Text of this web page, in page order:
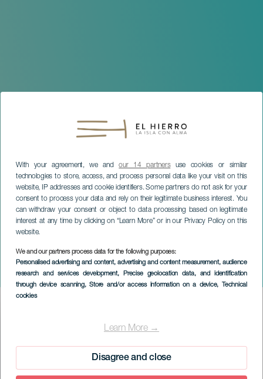
With your agreement, we andour 14 partnersuse cookies or similar
technologies to store, access, and process personal data like your visit on this
website, IP addresses and cookie identifiers. Some partners do not ask for your
consent to process your data and rely on their legitimate business interest. You
can withdraw your consent or object to data processing based on legitimate
interest at any time by clicking on “Learn More” or in our Privacy Policy on this
website.
We and our partners process data for the following purposes:
Personalised advertising and content, advertising and content measurement, audience
research and services development, Precise geolocation data, and identification
through device scanning, Store and/or access information on a device, Technical
cookies
Learn More →
Disagree and close
Alkoholfreie Jugendparty
EL HIERRO